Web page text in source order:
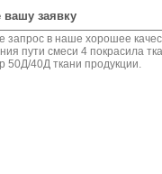
вашу заявку